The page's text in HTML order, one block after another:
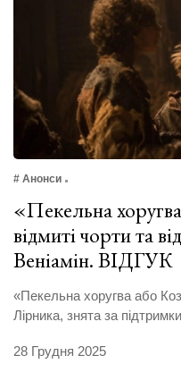
# Анонси
«Пекельна
відмиті чорти та
Веніамін. ВІДГУК
«Пекельна хоругва або
Лірника, знята за
28 Грудня 2025